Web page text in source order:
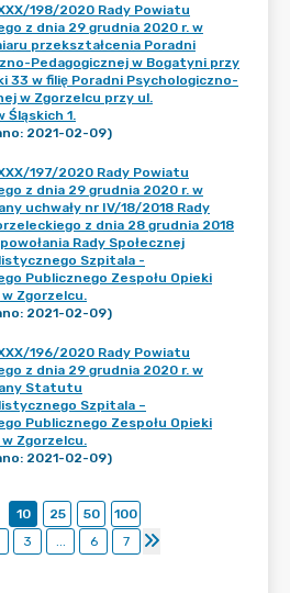
198/2020 Rady Powiatu
z dnia 29 grudnia 2020 r. w
przekształcenia Poradni
Pedagogicznej w Bogatyni przy
33 w filię Poradni Psychologiczno-
w Zgorzelcu przy ul.
Śląskich 1.
2021-02-09)
197/2020 Rady Powiatu
z dnia 29 grudnia 2020 r. w
uchwały nr IV/18/2018 Rady
z dnia 28 grudnia 2018
Rady Społecznej
Szpitala -
Publicznego Zespołu Opieki
Zgorzelcu.
2021-02-09)
196/2020 Rady Powiatu
z dnia 29 grudnia 2020 r. w
Statutu
Szpitala –
Publicznego Zespołu Opieki
Zgorzelcu.
2021-02-09)
10 25 50
100
3 ... 6 7